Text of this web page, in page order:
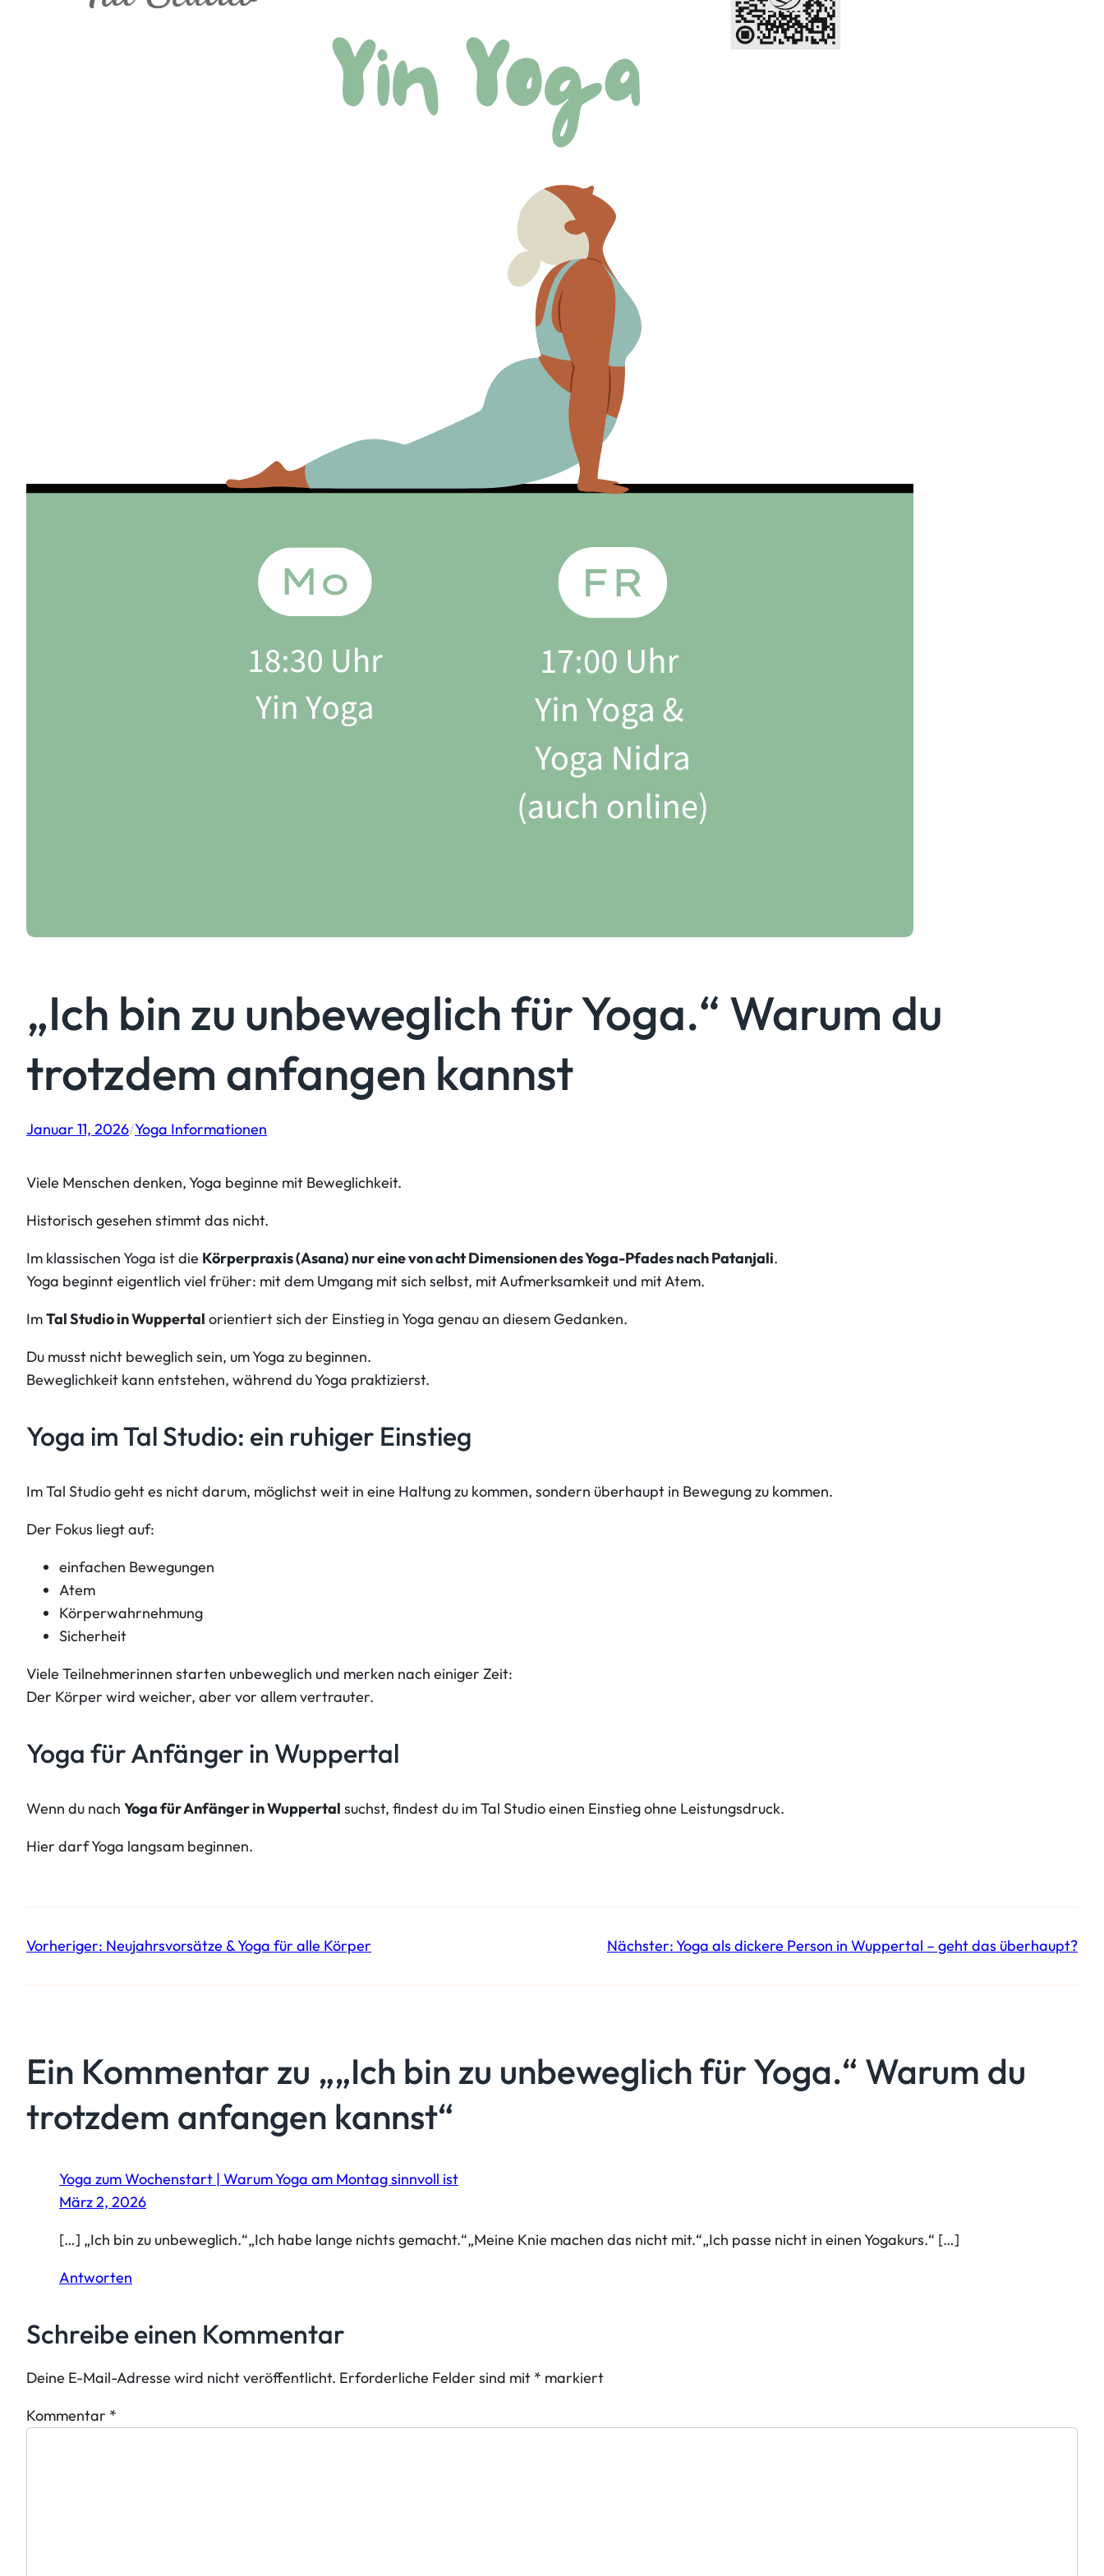
„Ich bin zu unbeweglich für Yoga.“ Warum du
trotzdem anfangen kannst
Januar 11, 2026/Yoga Informationen
Viele Menschen denken, Yoga beginne mit Beweglichkeit.
Historisch gesehen stimmt das nicht.
Im klassischen Yoga ist die Körperpraxis (Asana) nur eine von acht Dimensionen des Yoga-Pfades nach Patanjali.
Yoga beginnt eigentlich viel früher: mit dem Umgang mit sich selbst, mit Aufmerksamkeit und mit Atem.
ImTal Studio in Wuppertal orientiert sich der Einstieg in Yoga genau an diesem Gedanken.
Du musst nicht beweglich sein, um Yoga zu beginnen.
Beweglichkeit kann entstehen, während du Yoga praktizierst.
Yoga im Tal Studio: ein ruhiger Einstieg
Im Tal Studio geht es nicht darum, möglichst weit in eine Haltung zu kommen, sondern überhaupt in Bewegung zu kommen.
Der Fokus liegt auf:
einfachen Bewegungen
Atem
Körperwahrnehmung
Sicherheit
Viele Teilnehmerinnen starten unbeweglich und merken nach einiger Zeit:
Der Körper wird weicher, aber vor allem vertrauter.
Yoga für Anfänger in Wuppertal
Wenn du nach Yoga für Anfänger in Wuppertal suchst, findest du im Tal Studio einen Einstieg ohne Leistungsdruck.
Hier darf Yoga langsam beginnen.
Vorheriger: Neujahrsvorsätze & Yoga für alle Körper Nächster:Yoga als dickere Person in Wuppertal – geht das überhaupt?
Ein Kommentar zu „„Ich bin zu unbeweglich für Yoga.“ Warum du
trotzdem anfangen kannst“
Yoga zum Wochenstart | Warum Yoga am Montag sinnvoll ist
März 2, 2026
[…] „Ich bin zu unbeweglich.“„Ich habe lange nichts gemacht.“„Meine Knie machen das nicht mit.“„Ich passe nicht in einen Yogakurs.“ […]
Antworten
Schreibe einen Kommentar
Deine E-Mail-Adresse wird nicht veröffentlicht. Erforderliche Felder sind mit * markiert
Kommentar *